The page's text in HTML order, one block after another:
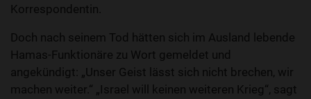
Korrespondentin.
Doch nach seinem Tod hätten sich im Ausland lebende
Hamas-Funktionäre zu Wort gemeldet und
angekündigt: „Unser Geist lässt sich nicht brechen, wir
machen weiter.“ „Israel will keinen weiteren Krieg“, sagt